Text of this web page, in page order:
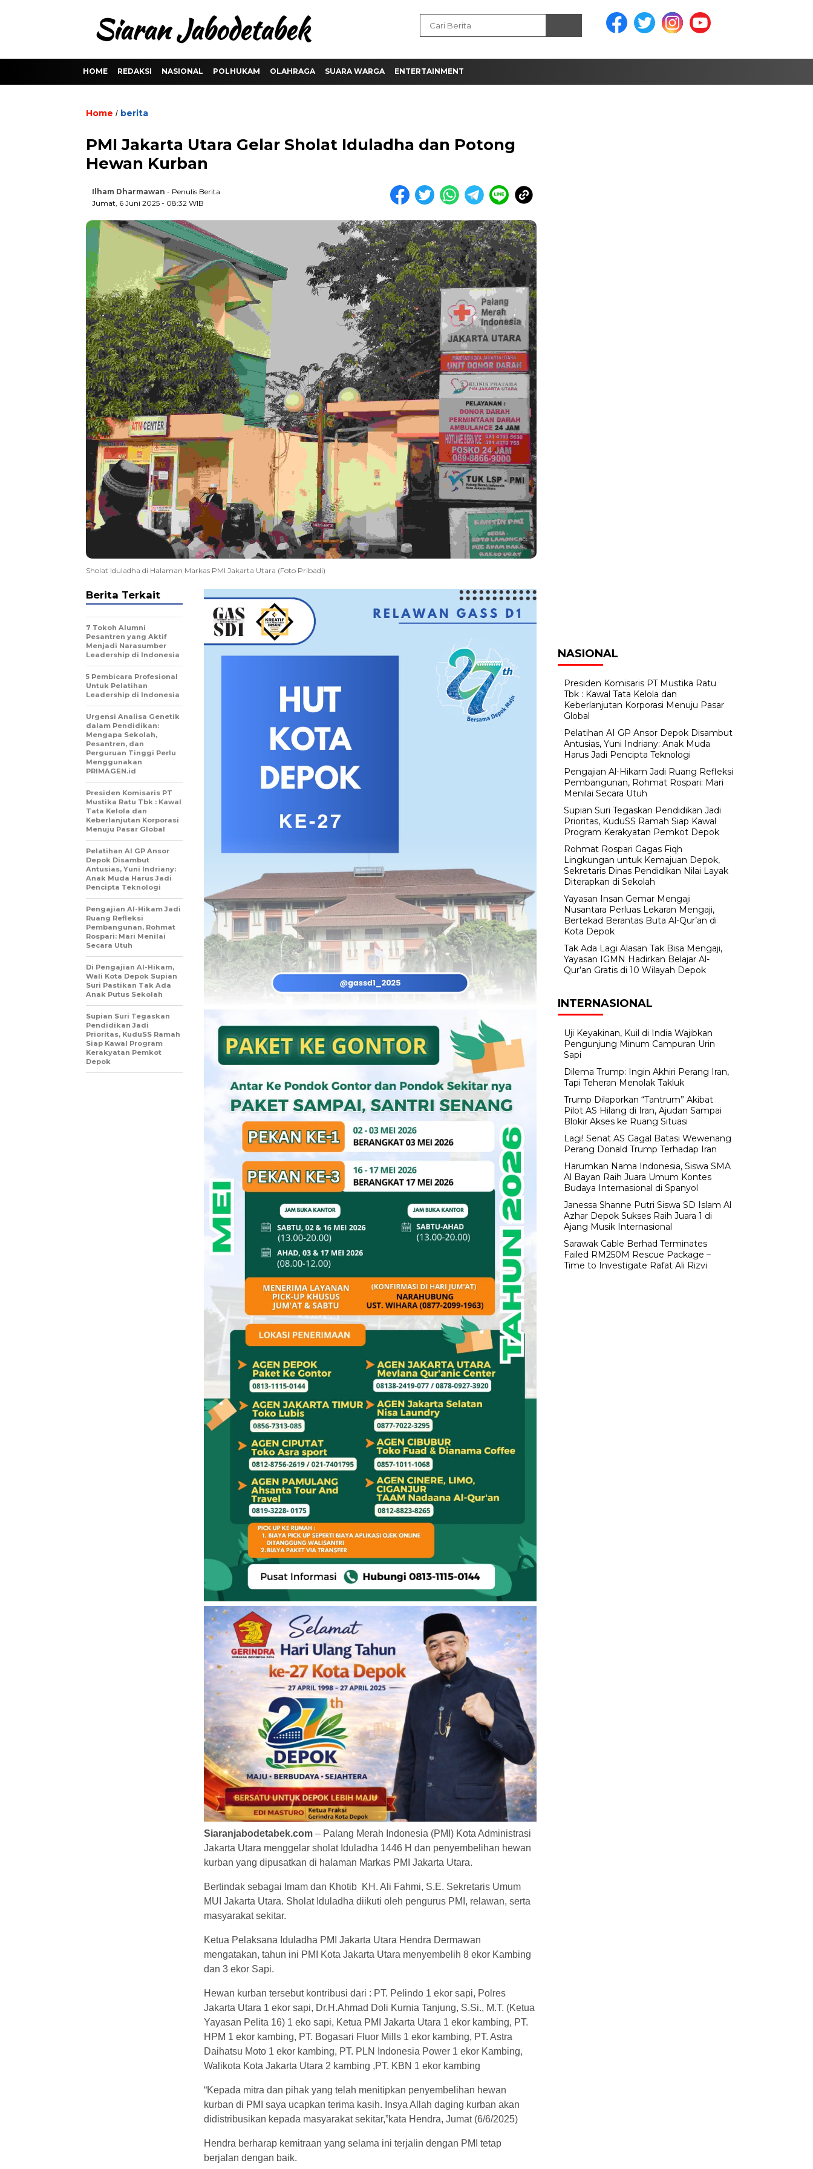
HOME REDAKSI NASIONAL POLHUKAM OLAHRAGA SUARA WARGA ENTERTAINMENT
Home / berita
PMI Jakarta Utara Gelar Sholat Iduladha dan Potong
Hewan Kurban
Ilham Dharmawan - Penulis Berita
Jumat, 6 Juni 2025 - 08:32 WIB
Sholat Iduladha di Halaman Markas PMI Jakarta Utara (Foto Pribadi)
Siaranjabodetabek.com – Palang Merah Indonesia (PMI) Kota Administrasi
Jakarta Utara menggelar sholat Iduladha 1446 H dan penyembelihan hewan
kurban yang dipusatkan di halaman Markas PMI Jakarta Utara.
Bertindak sebagai Imam dan Khotib KH. Ali Fahmi, S.E. Sekretaris Umum
MUI Jakarta Utara. Sholat Iduladha diikuti oleh pengurus PMI, relawan, serta
masyarakat sekitar.
Ketua Pelaksana Iduladha PMI Jakarta Utara Hendra Dermawan
mengatakan, tahun ini PMI Kota Jakarta Utara menyembelih 8 ekor Kambing
dan 3 ekor Sapi.
Hewan kurban tersebut kontribusi dari : PT. Pelindo 1 ekor sapi, Polres
Jakarta Utara 1 ekor sapi, Dr.H.Ahmad Doli Kurnia Tanjung, S.Si., M.T. (Ketua
Yayasan Pelita 16) 1 eko sapi, Ketua PMI Jakarta Utara 1 ekor kambing, PT.
HPM 1 ekor kambing, PT. Bogasari Fluor Mills 1 ekor kambing, PT. Astra
Daihatsu Moto 1 ekor kambing, PT. PLN Indonesia Power 1 ekor Kambing,
Walikota Kota Jakarta Utara 2 kambing ,PT. KBN 1 ekor kambing
“Kepada mitra dan pihak yang telah menitipkan penyembelihan hewan
kurban di PMI saya ucapkan terima kasih. Insya Allah daging kurban akan
didistribusikan kepada masyarakat sekitar,”kata Hendra, Jumat (6/6/2025)
Hendra berharap kemitraan yang selama ini terjalin dengan PMI tetap
berjalan dengan baik.
Berita Terkait
7 Tokoh Alumni
Pesantren yang Aktif
Menjadi Narasumber
Leadership di Indonesia
5 Pembicara Profesional
Untuk Pelatihan
Leadership di Indonesia
Urgensi Analisa Genetik
dalam Pendidikan:
Mengapa Sekolah,
Pesantren, dan
Perguruan Tinggi Perlu
Menggunakan
PRIMAGEN.id
Presiden Komisaris PT
Mustika Ratu Tbk : Kawal
Tata Kelola dan
Keberlanjutan Korporasi
Menuju Pasar Global
Pelatihan AI GP Ansor
Depok Disambut
Antusias, Yuni Indriany:
Anak Muda Harus Jadi
Pencipta Teknologi
Pengajian Al-Hikam Jadi
Ruang Refleksi
Pembangunan, Rohmat
Rospari: Mari Menilai
Secara Utuh
Di Pengajian Al-Hikam,
Wali Kota Depok Supian
Suri Pastikan Tak Ada
Anak Putus Sekolah
Supian Suri Tegaskan
Pendidikan Jadi
Prioritas, KuduSS Ramah
Siap Kawal Program
Kerakyatan Pemkot
Depok
NASIONAL
Presiden Komisaris PT Mustika Ratu
Tbk : Kawal Tata Kelola dan
Keberlanjutan Korporasi Menuju Pasar
Global
Pelatihan AI GP Ansor Depok Disambut
Antusias, Yuni Indriany: Anak Muda
Harus Jadi Pencipta Teknologi
Pengajian Al-Hikam Jadi Ruang Refleksi
Pembangunan, Rohmat Rospari: Mari
Menilai Secara Utuh
Supian Suri Tegaskan Pendidikan Jadi
Prioritas, KuduSS Ramah Siap Kawal
Program Kerakyatan Pemkot Depok
Rohmat Rospari Gagas Fiqh
Lingkungan untuk Kemajuan Depok,
Sekretaris Dinas Pendidikan Nilai Layak
Diterapkan di Sekolah
Yayasan Insan Gemar Mengaji
Nusantara Perluas Lekaran Mengaji,
Bertekad Berantas Buta Al-Qur’an di
Kota Depok
Tak Ada Lagi Alasan Tak Bisa Mengaji,
Yayasan IGMN Hadirkan Belajar Al-
Qur’an Gratis di 10 Wilayah Depok
INTERNASIONAL
Uji Keyakinan, Kuil di India Wajibkan
Pengunjung Minum Campuran Urin
Sapi
Dilema Trump: Ingin Akhiri Perang Iran,
Tapi Teheran Menolak Takluk
Trump Dilaporkan “Tantrum” Akibat
Pilot AS Hilang di Iran, Ajudan Sampai
Blokir Akses ke Ruang Situasi
Lagi! Senat AS Gagal Batasi Wewenang
Perang Donald Trump Terhadap Iran
Harumkan Nama Indonesia, Siswa SMA
Al Bayan Raih Juara Umum Kontes
Budaya Internasional di Spanyol
Janessa Shanne Putri Siswa SD Islam Al
Azhar Depok Sukses Raih Juara 1 di
Ajang Musik Internasional
Sarawak Cable Berhad Terminates
Failed RM250M Rescue Package –
Time to Investigate Rafat Ali Rizvi